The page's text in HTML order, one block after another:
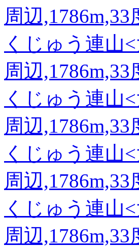
周辺
くじゅう連山
周辺
くじゅう連山
周辺
くじゅう連山
周辺
くじゅう連山
周辺